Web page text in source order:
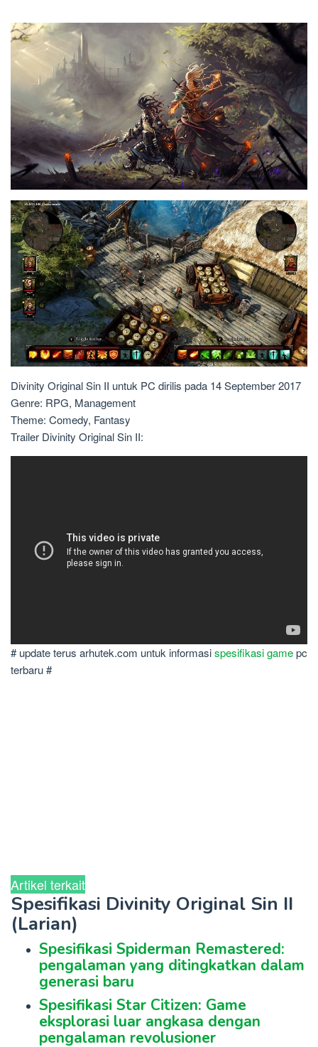
Divinity Original Sin II untuk PC dirilis pada 14 September 2017
Genre: RPG, Management
Theme: Comedy, Fantasy
Trailer Divinity Original Sin II:
# update terus arhutek.com untuk informasispesifikasi gamepc
terbaru #
Artikel terkait
Spesifikasi Divinity Original Sin II
(Larian)
Spesifikasi Spiderman Remastered:
pengalaman yang ditingkatkan dalam
generasi baru
Spesifikasi Star Citizen: Game
eksplorasi luar angkasa dengan
pengalaman revolusioner